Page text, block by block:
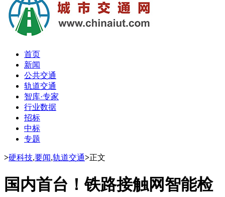
首页
新闻
公共交通
轨道交通
智库·专家
行业数据
招标
中标
专题
>硬科技,要闻,轨道交通>正文
国内首台！铁路接触网智能检